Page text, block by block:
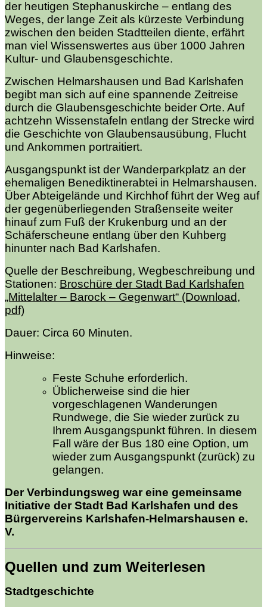
der heutigen Stephanuskirche – entlang des
Weges, der lange Zeit als kürzeste Verbindung
zwischen den beiden Stadtteilen diente, erfährt
man viel Wissenswertes aus über 1000 Jahren
Kultur- und Glaubensgeschichte.
Zwischen Helmarshausen und Bad Karlshafen
begibt man sich auf eine spannende Zeitreise
durch die Glaubensgeschichte beider Orte. Auf
achtzehn Wissenstafeln entlang der Strecke wird
die Geschichte von Glaubensausübung, Flucht
und Ankommen portraitiert.
Ausgangspunkt ist der Wanderparkplatz an der
ehemaligen Benediktinerabtei in Helmarshausen.
Über Abteigelände und Kirchhof führt der Weg auf
der gegenüberliegenden Straßenseite weiter
hinauf zum Fuß der Krukenburg und an der
Schäferscheune entlang über den Kuhberg
hinunter nach Bad Karlshafen.
Quelle der Beschreibung, Wegbeschreibung und
Stationen: Broschüre der Stadt Bad Karlshafen
„Mittelalter – Barock – Gegenwart“ (Download,
pdf)
Dauer: Circa 60 Minuten.
Hinweise:
Feste Schuhe erforderlich.
Üblicherweise sind die hier
vorgeschlagenen Wanderungen
Rundwege, die Sie wieder zurück zu
Ihrem Ausgangspunkt führen. In diesem
Fall wäre der Bus 180 eine Option, um
wieder zum Ausgangspunkt (zurück) zu
gelangen.
Der Verbindungsweg war eine gemeinsame
Initiative der Stadt Bad Karlshafen und des
Bürgervereins Karlshafen-Helmarshausen e.
V.
Quellen und zum Weiterlesen
Stadtgeschichte